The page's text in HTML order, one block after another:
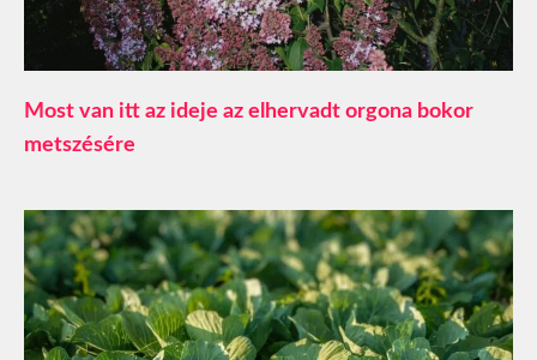
Most van itt az ideje az elhervadt orgona bokor
metszésére